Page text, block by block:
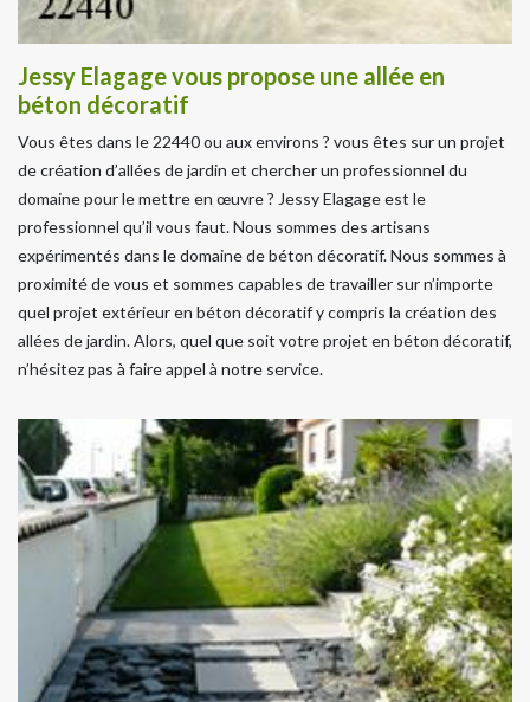
Jessy Elagage vous propose une allée en
béton décoratif
Vous êtes dans le 22440 ou aux environs ? vous êtes sur un projet
de création d’allées de jardin et chercher un professionnel du
domaine pour le mettre en œuvre ? Jessy Elagage est le
professionnel qu’il vous faut. Nous sommes des artisans
expérimentés dans le domaine de béton décoratif. Nous sommes à
proximité de vous et sommes capables de travailler sur n’importe
quel projet extérieur en béton décoratif y compris la création des
allées de jardin. Alors, quel que soit votre projet en béton décoratif,
n’hésitez pas à faire appel à notre service.